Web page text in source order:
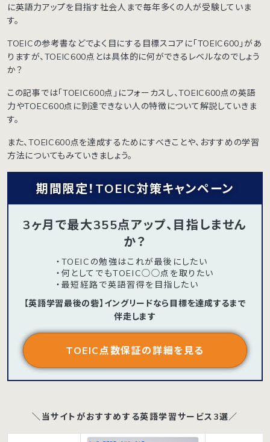
に英語力アップを目指す社会人まで毎年多くの人が受験していま
す。
TOEICの参考書などでよく目にする目標スコアに「TOEIC600」があ
りますが、TOEIC600点とは具体的に何ができるレベルなのでしょう
か？
この記事では「TOEIC600点」にフォーカスし、TOEIC600点の英語
力やTOEC600点に到達できない人の特徴について解説していきま
す。
また、TOEIC600点を達成するためにすべきことや、おすすめの学習
方法についてもみていきましょう。
期間限定！TOEIC対策キャンペーン
3ヶ月で最大355点アップ、目指しません
か？
・TOEICの勉強はこれが最後にしたい
・何としてでもTOEIC◯◯点を取りたい
・最短経路で英語習得を目指したい
【英語学習最後の砦】イングリードなら目標を達成するまで
伴走します
TOEIC点数保証の詳細を見る
＼当サイトがおすすめする英語学習サービス3選／